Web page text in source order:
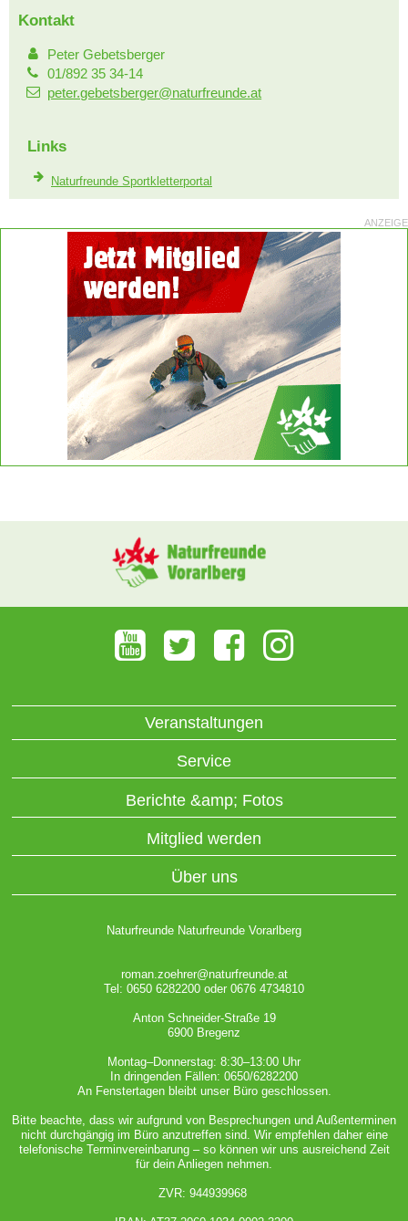
Kontakt
Peter Gebetsberger
01/892 35 34-14
peter.gebetsberger@naturfreunde.at
Links
Naturfreunde Sportkletterportal
ANZEIGE
Veranstaltungen
Service
Berichte &amp; Fotos
Mitglied werden
Über uns
Naturfreunde Naturfreunde Vorarlberg
roman.zoehrer@naturfreunde.at
Tel: 0650 6282200 oder 0676 4734810
Anton Schneider-Straße 19
6900 Bregenz
Montag–Donnerstag: 8:30–13:00 Uhr
In dringenden Fällen: 0650/6282200
An Fenstertagen bleibt unser Büro geschlossen.
Bitte beachte, dass wir aufgrund von Besprechungen und Außenterminen
nicht durchgängig im Büro anzutreffen sind. Wir empfehlen daher eine
telefonische Terminvereinbarung – so können wir uns ausreichend Zeit
für dein Anliegen nehmen.
ZVR: 944939968